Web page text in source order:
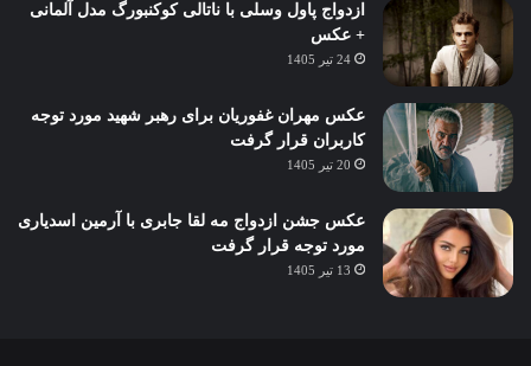
ازدواج پاول وسلی با ناتالی کوکنبورگ مدل آلمانی
+ عکس
24 تیر 1405
عکس مهران غفوریان برای رهبر شهید مورد توجه
کاربران قرار گرفت
20 تیر 1405
عکس جشن ازدواج مه لقا جابری با آرمین اسدیاری
مورد توجه قرار گرفت
13 تیر 1405